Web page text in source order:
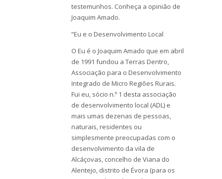
testemunhos. Conheça a opinião de
Joaquim Amado.
“Eu e o Desenvolvimento Local
O Eu é o Joaquim Amado que em abril
de 1991 fundou a Terras Dentro,
Associação para o Desenvolvimento
Integrado de Micro Regiões Rurais.
Fui eu, sócio n.º 1 desta associação
de desenvolvimento local (ADL) e
mais umas dezenas de pessoas,
naturais, residentes ou
simplesmente preocupadas com o
desenvolvimento da vila de
Alcáçovas, concelho de Viana do
Alentejo, distrito de Évora (para os